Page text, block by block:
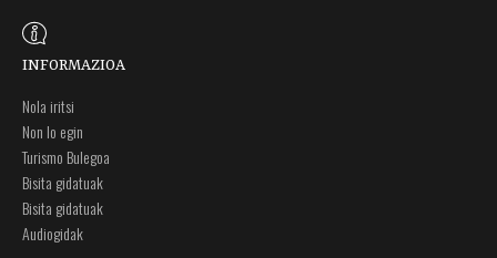
INFORMAZIOA
Nola iritsi
Non lo egin
Turismo Bulegoa
Bisita gidatuak
Bisita gidatuak
Audiogidak